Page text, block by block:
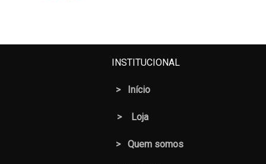
R$ 12,50.R$ 10,50.
INSTITUCIONAL
> Início
> Loja
> Quem somos